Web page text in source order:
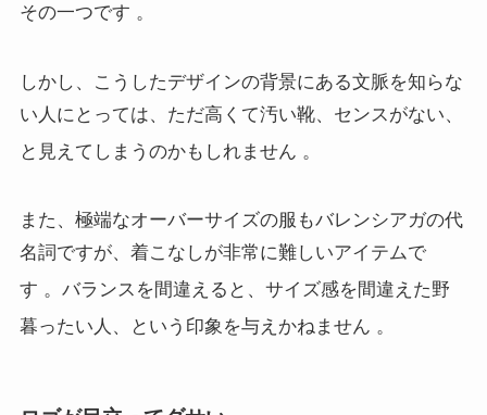
その一つです 。
しかし、こうしたデザインの背景にある文脈を知らな
い人にとっては、ただ高くて汚い靴、センスがない、
と見えてしまうのかもしれません 。
また、極端なオーバーサイズの服もバレンシアガの代
名詞ですが、着こなしが非常に難しいアイテムで
す 。バランスを間違えると、サイズ感を間違えた野
暮ったい人、という印象を与えかねません 。